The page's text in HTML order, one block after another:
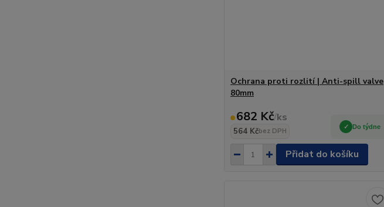
Ochrana proti rozlití | Anti-spill valve
80mm
682 Kč/ks
564 Kčbez DPH
Do týdne
Přidat do košíku